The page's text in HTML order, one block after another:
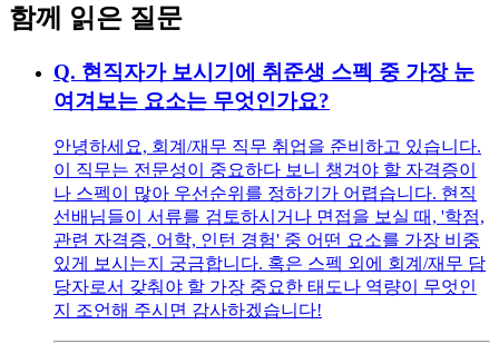
함께 읽은 질문
Q. 현직자가 보시기에 취준생 스펙 중 가장 눈
여겨보는 요소는 무엇인가요?
안녕하세요, 회계/재무 직무 취업을 준비하고 있습니다.
이 직무는 전문성이 중요하다 보니 챙겨야 할 자격증이
나 스펙이 많아 우선순위를 정하기가 어렵습니다. 현직
선배님들이 서류를 검토하시거나 면접을 보실 때, '학점,
관련 자격증, 어학, 인턴 경험' 중 어떤 요소를 가장 비중
있게 보시는지 궁금합니다. 혹은 스펙 외에 회계/재무 담
당자로서 갖춰야 할 가장 중요한 태도나 역량이 무엇인
지 조언해 주시면 감사하겠습니다!